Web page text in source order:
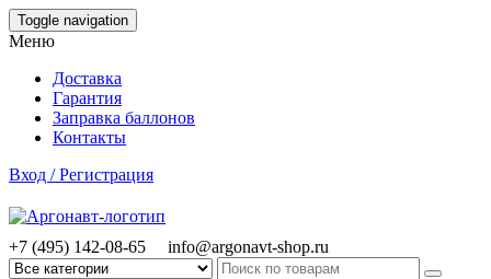
Skip
to
content
Toggle navigation
Меню
Доставка
Гарантия
Заправка баллонов
Контакты
Вход / Регистрация
+7 (495) 142-08-65 info@argonavt-shop.ru